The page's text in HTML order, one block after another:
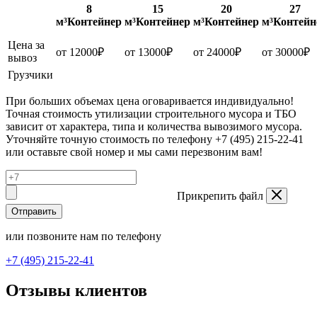
8
м³Контейнер
15
м³Контейнер
20
м³Контейнер
27
м³
Цена за
вывоз
от 12000₽ от 13000₽ от 24000₽ от 30000₽
Грузчики
При больших объемах цена оговаривается индивидуально!
Точная стоимость утилизации строительного мусора и ТБО
зависит от характера, типа и количества вывозимого мусора.
Уточняйте точную стоимость по телефону +7 (495) 215-22-41
или оставьте свой номер и мы сами перезвоним вам!
Прикрепить файл
Отправить
или позвоните нам по телефону
+7 (495) 215-22-41
Отзывы клиентов